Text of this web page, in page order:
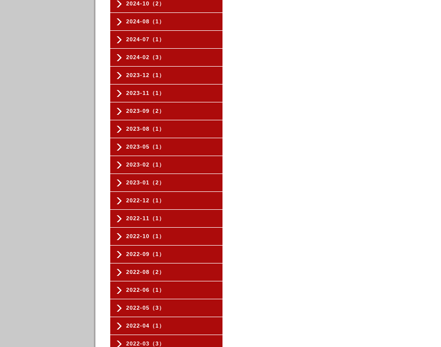
2024-10（2）
2024-08（1）
2024-07（1）
2024-02（3）
2023-12（1）
2023-11（1）
2023-09（2）
2023-08（1）
2023-05（1）
2023-02（1）
2023-01（2）
2022-12（1）
2022-11（1）
2022-10（1）
2022-09（1）
2022-08（2）
2022-06（1）
2022-05（3）
2022-04（1）
2022-03（3）